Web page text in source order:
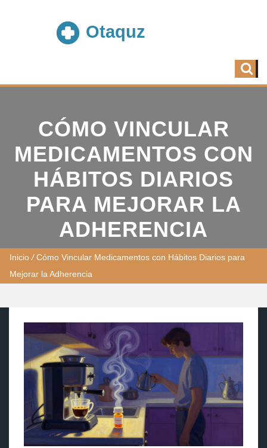
CÓMO VINCULAR
MEDICAMENTOS CON
HÁBITOS DIARIOS
PARA MEJORAR LA
ADHERENCIA
Inicio /Cómo Vincular Medicamentos con Hábitos Diarios para
Mejorar la Adherencia